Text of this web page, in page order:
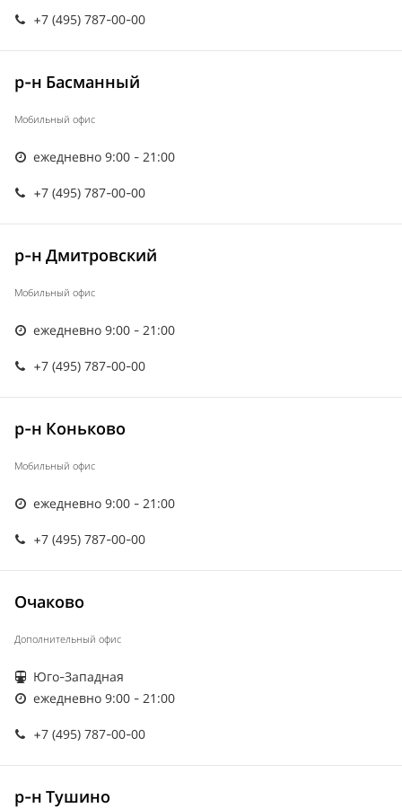
+7 (495) 787-00-00
р-н Басманный
Мобильный офис
ежедневно 9:00 - 21:00
+7 (495) 787-00-00
р-н Дмитровский
Мобильный офис
ежедневно 9:00 - 21:00
+7 (495) 787-00-00
р-н Коньково
Мобильный офис
ежедневно 9:00 - 21:00
+7 (495) 787-00-00
Очаково
Дополнительный офис
Юго-Западная
ежедневно 9:00 - 21:00
+7 (495) 787-00-00
р-н Тушино